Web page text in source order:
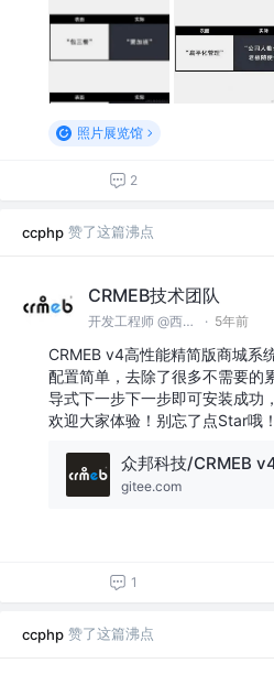
照片展览馆
2
ccphp 赞了这篇沸点
CRMEB技术团队
开发工程师 @西安众邦网络科技有限公司 · 5年前
CRMEB v4高性能精简版商城系
配置简单，去除了很多不需要的
导式下一步下一步即可安装成功
欢迎大家体验！别忘了点Star哦！
gitee.com
1
ccphp 赞了这篇沸点